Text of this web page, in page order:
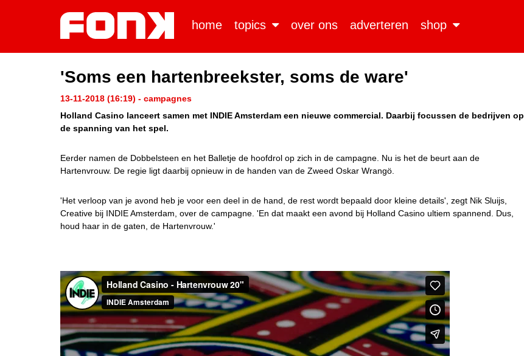
home topics over ons adverteren shop
'Soms een hartenbreekster, soms de ware'
13-11-2018 (16:19) - campagnes
Holland Casino lanceert samen met INDIE Amsterdam een nieuwe commercial. Daarbij focussen de bedrijven op
de spanning van het spel.
Eerder namen de Dobbelsteen en het Balletje de hoofdrol op zich in de campagne. Nu is het de beurt aan de
Hartenvrouw. De regie ligt daarbij opnieuw in de handen van de Zweed Oskar Wrangö.
'Het verloop van je avond heb je voor een deel in de hand, de rest wordt bepaald door kleine details', zegt Nik Sluijs,
Creative bij INDIE Amsterdam, over de campagne. 'En dat maakt een avond bij Holland Casino ultiem spannend. Dus,
houd haar in de gaten, de Hartenvrouw.'